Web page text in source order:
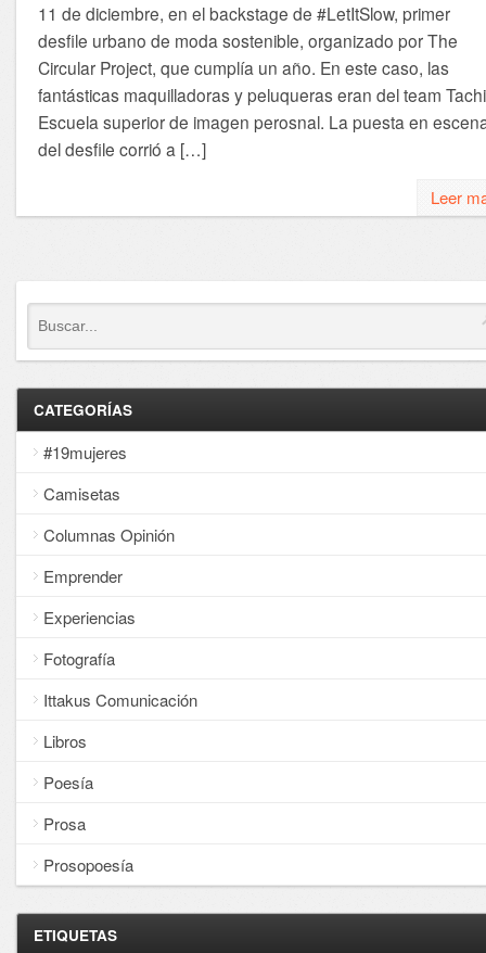
11 de diciembre, en el backstage de #LetItSlow, primer
desfile urbano de moda sostenible, organizado por The
Circular Project, que cumplía un año. En este caso, las
fantásticas maquilladoras y peluqueras eran del team
Escuela superior de imagen perosnal. La puesta en
del desfile corrió a […]
Leer
CATEGORÍAS
#19mujeres
Camisetas
Columnas Opinión
Emprender
Experiencias
Fotografía
Ittakus Comunicación
Libros
Poesía
Prosa
Prosopoesía
ETIQUETAS